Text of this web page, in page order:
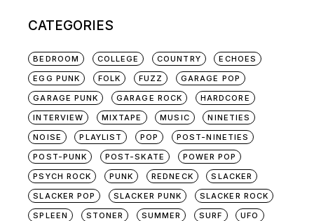
CATEGORIES
BEDROOM COLLEGE COUNTRY
ECHOES
EGG PUNK
FOLK FUZZ
GARAGE POP
GARAGE PUNK
GARAGE ROCK
HARDCORE
INTERVIEW
MIXTAPE MUSIC
NINETIES
NOISE
PLAYLIST POP
POST-NINETIES
POST-PUNK
POST-SKATE
POWER POP
PSYCH ROCK
PUNK REDNECK
SLACKER
SLACKER POP
SLACKER PUNK
SLACKER ROCK
SPLEEN
STONER SUMMER SURF UFO